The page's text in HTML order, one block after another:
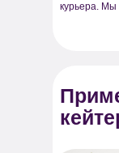
курьера. Мы